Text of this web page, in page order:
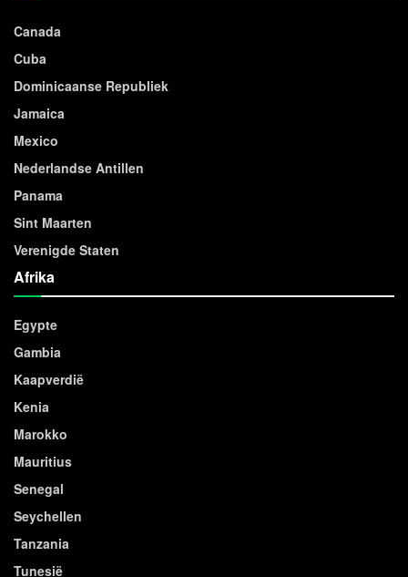
Canada
Cuba
Dominicaanse Republiek
Jamaica
Mexico
Nederlandse Antillen
Panama
Sint Maarten
Verenigde Staten
Afrika
Egypte
Gambia
Kaapverdië
Kenia
Marokko
Mauritius
Senegal
Seychellen
Tanzania
Tunesië